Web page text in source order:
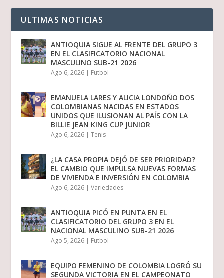
ULTIMAS NOTICIAS
ANTIOQUIA SIGUE AL FRENTE DEL GRUPO 3
EN EL CLASIFICATORIO NACIONAL
MASCULINO SUB-21 2026
Ago 6, 2026 Futbol
EMANUELA LARES Y ALICIA LONDOÑO DOS
COLOMBIANAS NACIDAS EN ESTADOS
UNIDOS QUE ILUSIONAN AL PAÍS CON LA
BILLIE JEAN KING CUP JUNIOR
Ago 6, 2026 |Tenis
¿LA CASA PROPIA DEJÓ DE SER PRIORIDAD?
EL CAMBIO QUE IMPULSA NUEVAS FORMAS
DE VIVIENDA E INVERSIÓN EN COLOMBIA
Ago 6, 2026 |Variedades
ANTIOQUIA PICÓ EN PUNTA EN EL
CLASIFICATORIO DEL GRUPO 3 EN EL
NACIONAL MASCULINO SUB-21 2026
Ago 5, 2026 Futbol
EQUIPO FEMENINO DE COLOMBIA LOGRÓ SU
SEGUNDA VICTORIA EN EL CAMPEONATO